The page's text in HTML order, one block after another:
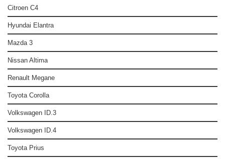
Citroen C4
Hyundai Elantra
Mazda 3
Nissan Altima
Renault Megane
Toyota Corolla
Volkswagen ID.3
Volkswagen ID.4
Toyota Prius